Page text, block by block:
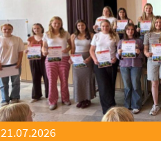
21.07.2026